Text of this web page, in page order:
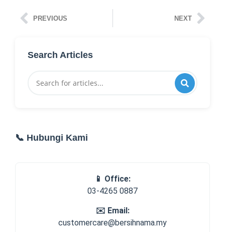
PREVIOUS NEXT
Search Articles
📞 Hubungi Kami
📱 Office:
03-4265 0887
✉️ Email:
customercare@bersihnama.my